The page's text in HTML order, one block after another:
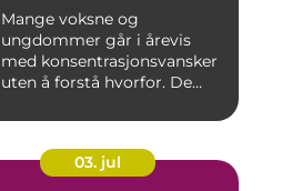
Mange voksne og
ungdommer går i årevis
med konsentrasjonsvansker
uten å forstå hvorfor. De
03. jul